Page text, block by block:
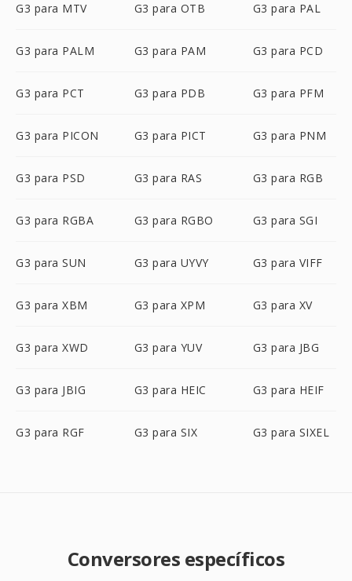
G3 para MTV G3 para OTB G3 para PAL
G3 para PALM G3 para PAM G3 para PCD
G3 para PCT G3 para PDB G3 para PFM
G3 para PICON G3 para PICT G3 para PNM
G3 para PSD G3 para RAS G3 para RGB
G3 para RGBA G3 para RGBO G3 para SGI
G3 para SUN G3 para UYVY G3 para VIFF
G3 para XBM G3 para XPM G3 para XV
G3 para XWD G3 para YUV G3 para JBG
G3 para JBIG G3 para HEIC G3 para HEIF
G3 para RGF G3 para SIX G3 para SIXEL
Conversores específicos